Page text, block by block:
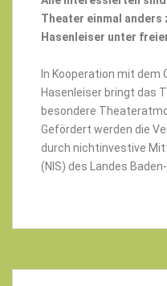
Theater einmal anders
Hasenleiser unter
In Kooperation mit
Hasenleiser bringt das
besondere
Gefördert werden die
durch nichtinvestive
(NIS) des Landes